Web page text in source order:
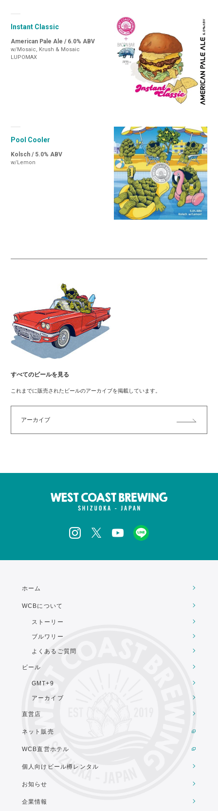
Instant Classic
American Pale Ale / 6.0% ABV
w/Mosaic, Krush & Mosaic
LUPOMAX
Pool Cooler
Kolsch / 5.0% ABV
w/Lemon
すべてのビールを見る
これまでに販売されたビールのアーカイブを掲載しています。
アーカイブ
ホーム
WCBについて
ストーリー
ブルワリー
よくあるご質問
ビール
GMT+9
アーカイブ
直営店
ネット販売
WCB直営ホテル
個人向けビール樽レンタル
お知らせ
企業情報